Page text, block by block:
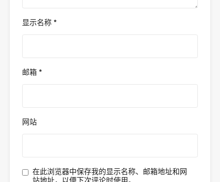
显示名称 *
邮箱 *
网站
在此浏览器中保存我的显示名称、邮箱地址和网